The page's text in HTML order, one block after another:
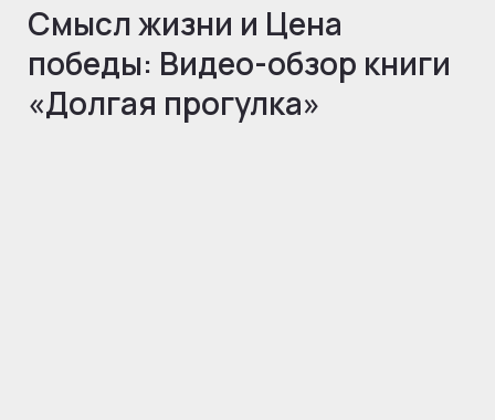
Смысл жизни и Цена
победы: Видео-обзор книги
«Долгая прогулка»